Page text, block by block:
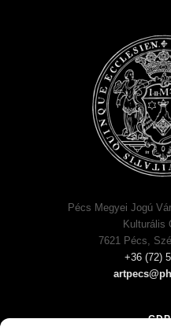
Pécs Megyei Jogú
Kulturális
7621 Pécs,
+36 (72)